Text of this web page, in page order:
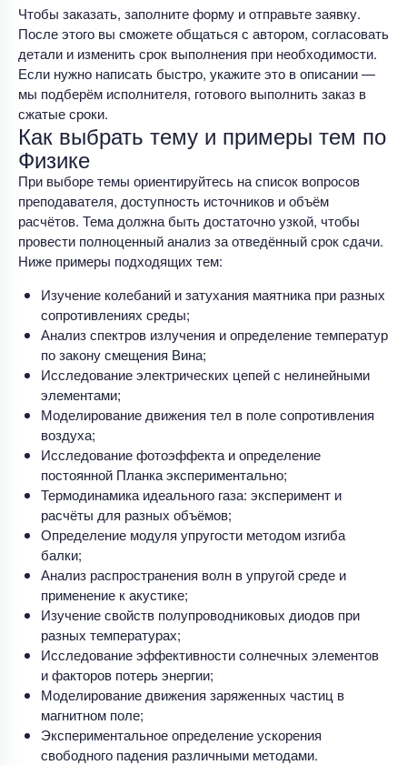
Чтобы заказать, заполните форму и отправьте заявку.
После этого вы сможете общаться с автором, согласовать
детали и изменить срок выполнения при необходимости.
Если нужно написать быстро, укажите это в описании —
мы подберём исполнителя, готового выполнить заказ в
сжатые сроки.
Как выбрать тему и примеры тем по
Физике
При выборе темы ориентируйтесь на список вопросов
преподавателя, доступность источников и объём
расчётов. Тема должна быть достаточно узкой, чтобы
провести полноценный анализ за отведённый срок сдачи.
Ниже примеры подходящих тем:
Изучение колебаний и затухания маятника при разных
сопротивлениях среды;
Анализ спектров излучения и определение температур
по закону смещения Вина;
Исследование электрических цепей с нелинейными
элементами;
Моделирование движения тел в поле сопротивления
воздуха;
Исследование фотоэффекта и определение
постоянной Планка экспериментально;
Термодинамика идеального газа: эксперимент и
расчёты для разных объёмов;
Определение модуля упругости методом изгиба
балки;
Анализ распространения волн в упругой среде и
применение к акустике;
Изучение свойств полупроводниковых диодов при
разных температурах;
Исследование эффективности солнечных элементов
и факторов потерь энергии;
Моделирование движения заряженных частиц в
магнитном поле;
Экспериментальное определение ускорения
свободного падения различными методами.